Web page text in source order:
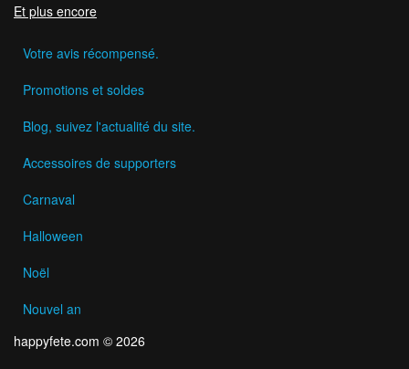
Et plus encore
Votre avis récompensé.
Promotions et soldes
Blog, suivez l'actualité du site.
Accessoires de supporters
Carnaval
Halloween
Noël
Nouvel an
happyfete.com © 2026